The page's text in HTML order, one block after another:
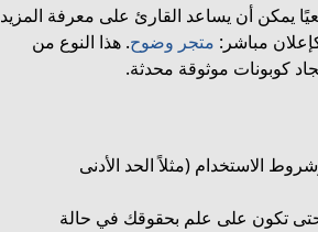
يمكن أن يساعد القارئ على معرفة المزيد
مباشر: متجر وضوح. هذا النوع من
كوبونات موثوقة محدثة.
الاستخدام (مثلاً الحد الأدنى
تكون على علم بحقوقك في حالة